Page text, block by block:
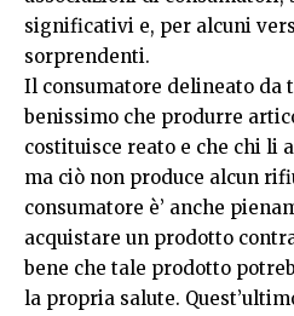
significativi e, per alcuni
sorprendenti.
Il consumatore delineato da
benissimo che produrre
costituisce reato e che chi li
ma ciò non produce alcun
consumatore è’ anche
acquistare un prodotto
bene che tale prodotto
la propria salute.